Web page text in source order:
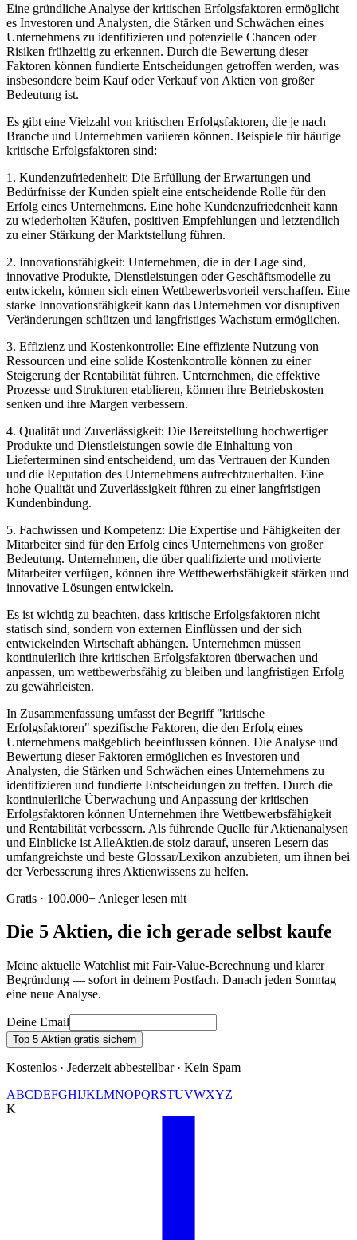
Eine gründliche Analyse der kritischen Erfolgsfaktoren ermöglicht
es Investoren und Analysten, die Stärken und Schwächen eines
Unternehmens zu identifizieren und potenzielle Chancen oder
Risiken frühzeitig zu erkennen. Durch die Bewertung dieser
Faktoren können fundierte Entscheidungen getroffen werden, was
insbesondere beim Kauf oder Verkauf von Aktien von großer
Bedeutung ist.
Es gibt eine Vielzahl von kritischen Erfolgsfaktoren, die je nach
Branche und Unternehmen variieren können. Beispiele für häufige
kritische Erfolgsfaktoren sind:
1. Kundenzufriedenheit: Die Erfüllung der Erwartungen und
Bedürfnisse der Kunden spielt eine entscheidende Rolle für den
Erfolg eines Unternehmens. Eine hohe Kundenzufriedenheit kann
zu wiederholten Käufen, positiven Empfehlungen und letztendlich
zu einer Stärkung der Marktstellung führen.
2. Innovationsfähigkeit: Unternehmen, die in der Lage sind,
innovative Produkte, Dienstleistungen oder Geschäftsmodelle zu
entwickeln, können sich einen Wettbewerbsvorteil verschaffen. Eine
starke Innovationsfähigkeit kann das Unternehmen vor disruptiven
Veränderungen schützen und langfristiges Wachstum ermöglichen.
3. Effizienz und Kostenkontrolle: Eine effiziente Nutzung von
Ressourcen und eine solide Kostenkontrolle können zu einer
Steigerung der Rentabilität führen. Unternehmen, die effektive
Prozesse und Strukturen etablieren, können ihre Betriebskosten
senken und ihre Margen verbessern.
4. Qualität und Zuverlässigkeit: Die Bereitstellung hochwertiger
Produkte und Dienstleistungen sowie die Einhaltung von
Lieferterminen sind entscheidend, um das Vertrauen der Kunden
und die Reputation des Unternehmens aufrechtzuerhalten. Eine
hohe Qualität und Zuverlässigkeit führen zu einer langfristigen
Kundenbindung.
5. Fachwissen und Kompetenz: Die Expertise und Fähigkeiten der
Mitarbeiter sind für den Erfolg eines Unternehmens von großer
Bedeutung. Unternehmen, die über qualifizierte und motivierte
Mitarbeiter verfügen, können ihre Wettbewerbsfähigkeit stärken und
innovative Lösungen entwickeln.
Es ist wichtig zu beachten, dass kritische Erfolgsfaktoren nicht
statisch sind, sondern von externen Einflüssen und der sich
entwickelnden Wirtschaft abhängen. Unternehmen müssen
kontinuierlich ihre kritischen Erfolgsfaktoren überwachen und
anpassen, um wettbewerbsfähig zu bleiben und langfristigen Erfolg
zu gewährleisten.
In Zusammenfassung umfasst der Begriff "kritische
Erfolgsfaktoren" spezifische Faktoren, die den Erfolg eines
Unternehmens maßgeblich beeinflussen können. Die Analyse und
Bewertung dieser Faktoren ermöglichen es Investoren und
Analysten, die Stärken und Schwächen eines Unternehmens zu
identifizieren und fundierte Entscheidungen zu treffen. Durch die
kontinuierliche Überwachung und Anpassung der kritischen
Erfolgsfaktoren können Unternehmen ihre Wettbewerbsfähigkeit
und Rentabilität verbessern. Als führende Quelle für Aktienanalysen
und Einblicke ist AlleAktien.de stolz darauf, unseren Lesern das
umfangreichste und beste Glossar/Lexikon anzubieten, um ihnen bei
der Verbesserung ihres Aktienwissens zu helfen.
Gratis · 100.000+ Anleger lesen mit
Die 5 Aktien, die ich gerade selbst kaufe
Meine aktuelle Watchlist mit Fair-Value-Berechnung und klarer
Begründung — sofort in deinem Postfach. Danach jeden Sonntag
eine neue Analyse.
Deine Email
Top 5 Aktien gratis sichern
Kostenlos · Jederzeit abbestellbar · Kein Spam
ABCDEFGHIJKLMNOPQRSTUVWXYZ
K